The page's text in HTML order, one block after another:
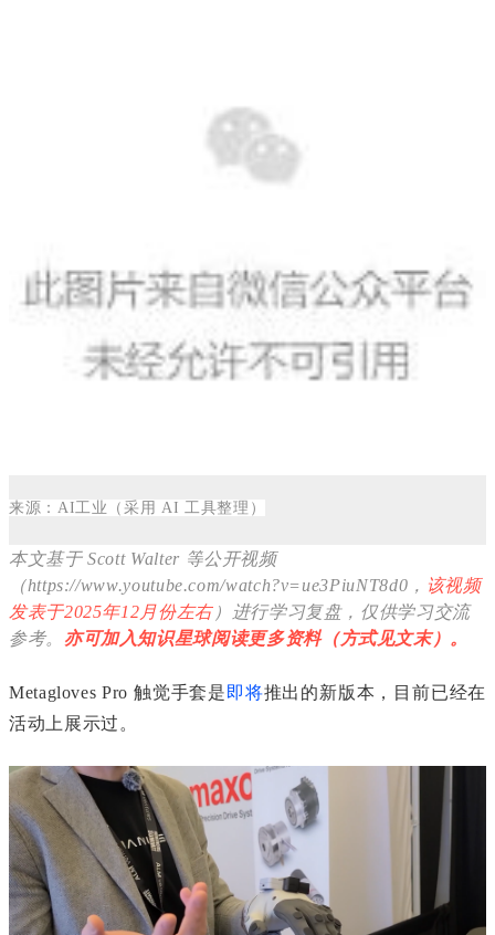
来源：AI工业（采用 AI 工具整理）
本文基于 Scott Walter 等公开视频
（https://www.youtube.com/watch?v=ue3PiuNT8d0， 该视频
发表于2025年12月份左右）进行学习复盘，仅供学习交流
参考。 亦可加入知识星球阅读更多资料（方式见文末） 。
Metagloves Pro 触觉手套是即将推出的新版本，目前已经在
活动上展示过。